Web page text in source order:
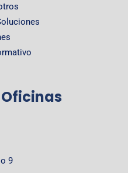
Oficinas
9